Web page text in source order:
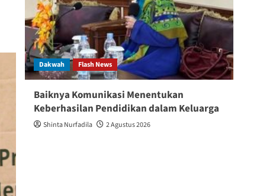
Dakwah Flash News
Baiknya Komunikasi Menentukan
Keberhasilan Pendidikan dalam Keluarga
Shinta Nurfadila 2 Agustus 2026